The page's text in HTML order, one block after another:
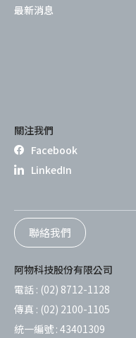
最新消息
關注我們
Facebook
LinkedIn
聯絡我們
阿物科技股份有限公司
電話 : (02) 8712-1128
傳真 : (02) 2100-1105
統一編號 : 43401309